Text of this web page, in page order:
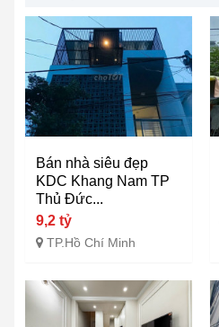
Bán nhà siêu đẹp
KDC Khang Nam TP
Thủ Đức...
9,2 tỷ
TP.Hồ Chí Minh